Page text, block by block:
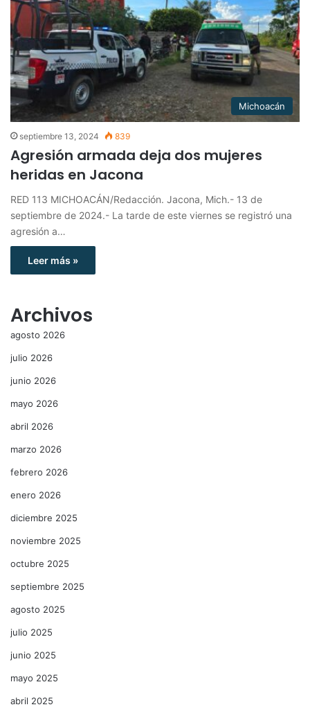
Michoacán
septiembre 13, 2024 839
Agresión armada deja dos mujeres
heridas en Jacona
RED 113 MICHOACÁN/Redacción. Jacona, Mich.- 13 de
septiembre de 2024.- La tarde de este viernes se registró una
agresión a…
Leer más »
Archivos
agosto 2026
julio 2026
junio 2026
mayo 2026
abril 2026
marzo 2026
febrero 2026
enero 2026
diciembre 2025
noviembre 2025
octubre 2025
septiembre 2025
agosto 2025
julio 2025
junio 2025
mayo 2025
abril 2025